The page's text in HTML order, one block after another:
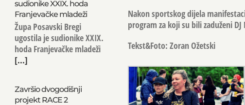
Nakon sportskog dijela
program za koji su bili zaduženi
Tekst&Foto: Zoran Ožetski
sudionike XXIX. hoda
Franjevačke mladeži
Župa Posavski Bregi
ugostila je sudionike XXIX.
hoda Franjevačke mladeži
[...]
Završio dvogodišnji
projekt RACE 2